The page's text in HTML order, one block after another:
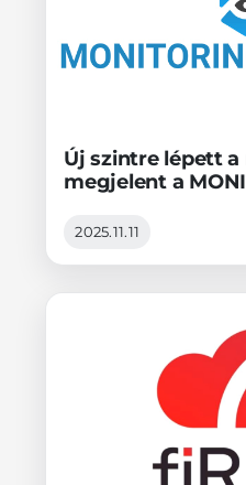
Új szintre lépett a
megjelent a
2025.11.11